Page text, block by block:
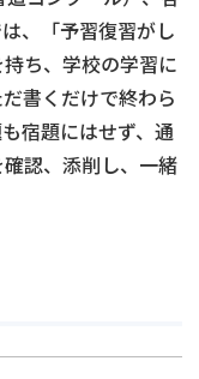
、「予習復習がし
ち、学校の学習に
書くだけで終わら
宿題にはせず、通
認、添削し、一緒